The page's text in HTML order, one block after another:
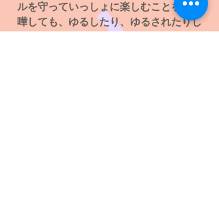
ルを守っていっしょに楽しむことを、喧
嘩しても、ゆるしたり、ゆるされたりし